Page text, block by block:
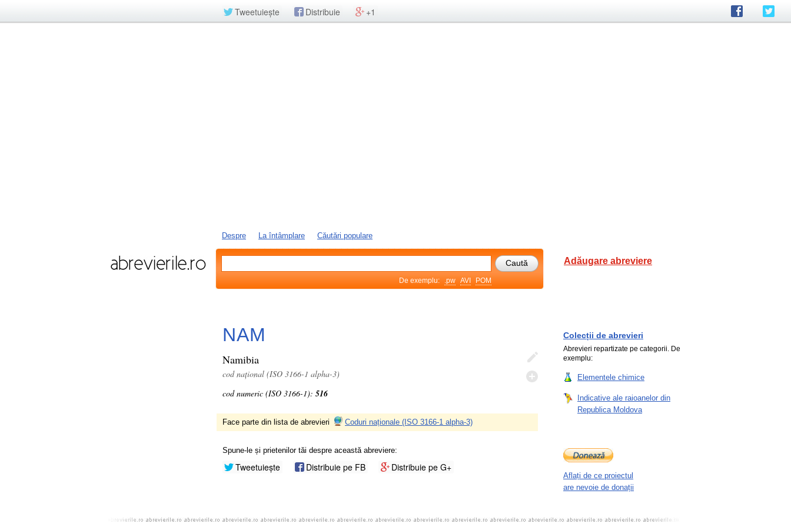
Tweetuiește Distribuie +1
Despre La întâmplare Căutări populare
De exemplu: .pw AVI POM
Adăugare abreviere
NAM
Namibia
cod național (ISO 3166-1 alpha-3)
cod numeric (ISO 3166-1): 516
Face parte din lista de abrevieri Coduri naționale (ISO 3166-1 alpha-3)
Spune-le și prietenilor tăi despre această abreviere:
Tweetuiește Distribuie pe FB Distribuie pe G+
Colecții de abrevieri
Abrevieri repartizate pe categorii. De
exemplu:
Elementele chimice
Indicative ale raioanelor din
Republica Moldova
Aflați de ce proiectul
are nevoie de donații